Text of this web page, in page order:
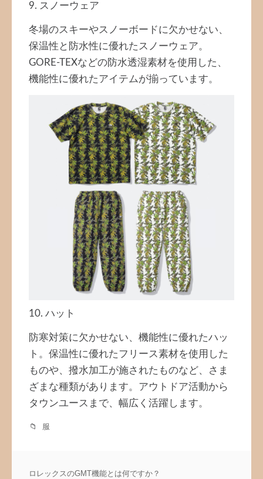
9. スノーウェア
冬場のスキーやスノーボードに欠かせない、
保温性と防水性に優れたスノーウェア。
GORE-TEXなどの防水透湿素材を使用した、
機能性に優れたアイテムが揃っています。
10. ハット
防寒対策に欠かせない、機能性に優れたハッ
ト。保温性に優れたフリース素材を使用した
ものや、撥水加工が施されたものなど、さま
ざまな種類があります。アウトドア活動から
タウンユースまで、幅広く活躍します。
服
投
ロレックスのGMT機能とは何ですか？